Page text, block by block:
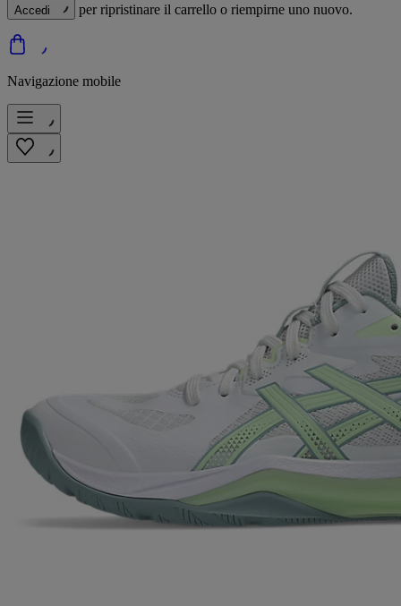
Accedi per ripristinare il carrello o riempirne uno nuovo.
Navigazione mobile